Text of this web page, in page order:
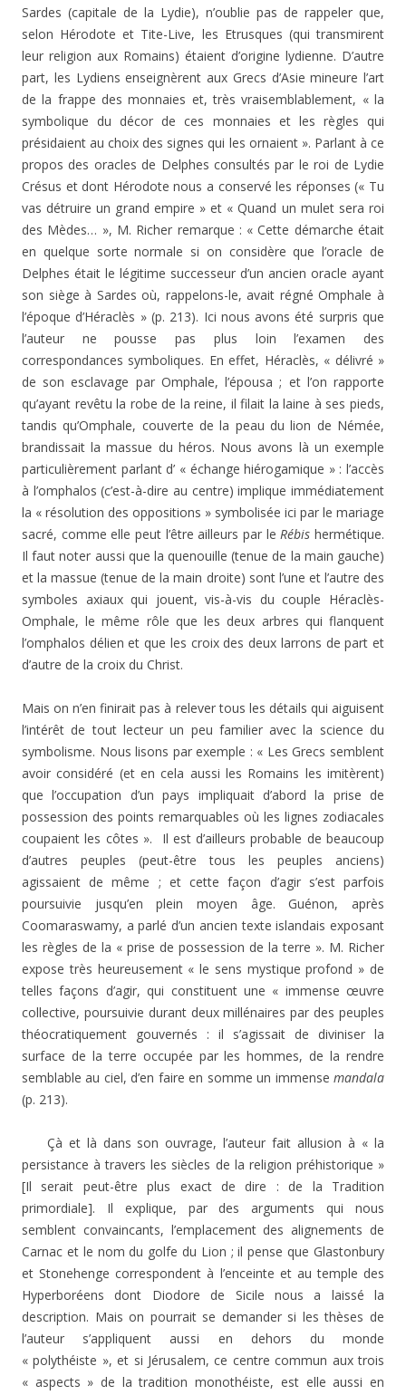
Sardes (capitale de la Lydie), n’oublie pas de rappeler que,
selon Hérodote et Tite-Live, les Etrusques (qui transmirent
leur religion aux Romains) étaient d’origine lydienne. D’autre
part, les Lydiens enseignèrent aux Grecs d’Asie mineure l’art
de la frappe des monnaies et, très vraisemblablement, « la
symbolique du décor de ces monnaies et les règles qui
présidaient au choix des signes qui les ornaient ». Parlant à ce
propos des oracles de Delphes consultés par le roi de Lydie
Crésus et dont Hérodote nous a conservé les réponses (« Tu
vas détruire un grand empire » et « Quand un mulet sera roi
des Mèdes… », M. Richer remarque : « Cette démarche était
en quelque sorte normale si on considère que l’oracle de
Delphes était le légitime successeur d’un ancien oracle ayant
son siège à Sardes où, rappelons-le, avait régné Omphale à
l’époque d’Héraclès » (p. 213). Ici nous avons été surpris que
l’auteur ne pousse pas plus loin l’examen des
correspondances symboliques. En effet, Héraclès, « délivré »
de son esclavage par Omphale, l’épousa ; et l’on rapporte
qu’ayant revêtu la robe de la reine, il filait la laine à ses pieds,
tandis qu’Omphale, couverte de la peau du lion de Némée,
brandissait la massue du héros. Nous avons là un exemple
particulièrement parlant d’ « échange hiérogamique » : l’accès
à l’omphalos (c’est-à-dire au centre) implique immédiatement
la « résolution des oppositions » symbolisée ici par le mariage
sacré, comme elle peut l’être ailleurs par leRébis hermétique.
Il faut noter aussi que la quenouille (tenue de la main gauche)
et la massue (tenue de la main droite) sont l’une et l’autre des
symboles axiaux qui jouent, vis-à-vis du couple Héraclès-
Omphale, le même rôle que les deux arbres qui flanquent
l’omphalos délien et que les croix des deux larrons de part et
d’autre de la croix du Christ.
Mais on n’en finirait pas à relever tous les détails qui aiguisent
l’intérêt de tout lecteur un peu familier avec la science du
symbolisme. Nous lisons par exemple : « Les Grecs semblent
avoir considéré (et en cela aussi les Romains les imitèrent)
que l’occupation d’un pays impliquait d’abord la prise de
possession des points remarquables où les lignes zodiacales
coupaient les côtes ». Il est d’ailleurs probable de beaucoup
d’autres peuples (peut-être tous les peuples anciens)
agissaient de même ; et cette façon d’agir s’est parfois
poursuivie jusqu’en plein moyen âge. Guénon, après
Coomaraswamy, a parlé d’un ancien texte islandais exposant
les règles de la « prise de possession de la terre ». M. Richer
expose très heureusement « le sens mystique profond » de
telles façons d’agir, qui constituent une « immense œuvre
collective, poursuivie durant deux millénaires par des peuples
théocratiquement gouvernés : il s’agissait de diviniser la
surface de la terre occupée par les hommes, de la rendre
semblable au ciel, d’en faire en somme un immense mandala
(p. 213).
Çà et là dans son ouvrage, l’auteur fait allusion à « la
persistance à travers les siècles de la religion préhistorique »
[Il serait peut-être plus exact de dire : de la Tradition
primordiale]. Il explique, par des arguments qui nous
semblent convaincants, l’emplacement des alignements de
Carnac et le nom du golfe du Lion ; il pense que Glastonbury
et Stonehenge correspondent à l’enceinte et au temple des
Hyperboréens dont Diodore de Sicile nous a laissé la
description. Mais on pourrait se demander si les thèses de
l’auteur s’appliquent aussi en dehors du monde
« polythéiste », et si Jérusalem, ce centre commun aux trois
« aspects » de la tradition monothéiste, est elle aussi en